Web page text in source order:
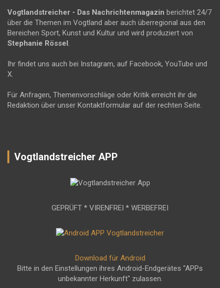
Vogtlandstreicher - Das Nachrichtenmagazin berichtet 24/7
über die Themen im Vogtland aber auch überregional aus den
Bereichen Sport, Kunst und Kultur und wird produziert von
Stephanie Rössel.
Ihr findet uns auch bei Instagram, auf Facebook, YouTube und
X.
Für Anfragen, Themenvorschläge oder Kritik erreicht ihr die
Redaktion über unser Kontaktformular auf der rechten Seite.
Vogtlandstreicher APP
GEPRÜFT * VIRENFREI * WERBEFREI
Download für Android
Bitte in den Einstellungen ihres Android-Endgerätes "APPs
unbekannter Herkunft" zulassen.